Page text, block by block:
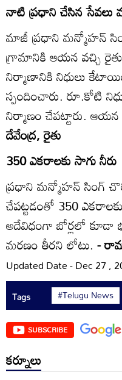
నాటి ప్రధాని చేసిన సేవలు
మాజీ ప్రధాని మన్మోహన్‌
గ్రామానికి ఆయన వచ్చి
నిర్మాణానికి నిధులు
స్పందించారు. రూ.కోటి
నిర్మాణం చేపట్టారు. ఆయన
దేవేంద్ర, రైతు
350 ఎకరాలకు సాగు నీరు
ప్రధాని మన్మోహన్‌ సింగ్‌
చేపట్టడంతో 350
అదేవిధంగా బోర్లలో
మరణం తీరని లోటు. -
Updated Date - Dec 27 ,
Tags #Telugu News
SUBSCRIBE
కర్నూలు